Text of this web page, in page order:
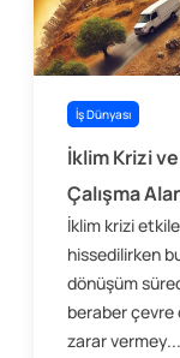
İş Dünyası
İklim Krizi
Çalışma
İklim krizi
hissedilirken
dönüşüm
beraber çevre
zarar vermey...